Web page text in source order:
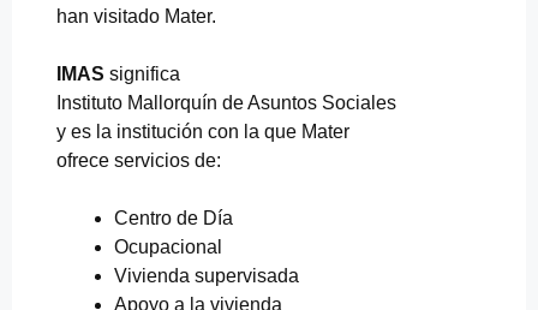
han visitado Mater.
IMAS significa
Instituto Mallorquín de Asuntos Sociales
y es la institución con la que Mater
ofrece servicios de:
Centro de Día
Ocupacional
Vivienda supervisada
Apoyo a la vivienda